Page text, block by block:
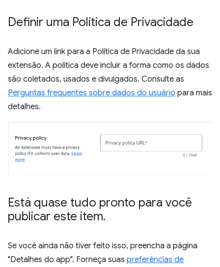
Definir uma Política de Privacidade
Adicione um link para a Política de Privacidade da sua
extensão. A política deve incluir a forma como os dados
são coletados, usados e divulgados. Consulte as
Perguntas frequentes sobre dados do usuário para mais
detalhes.
Está quase tudo pronto para você
publicar este item.
Se você ainda não tiver feito isso, preencha a página
"Detalhes do app". Forneça suas preferências de